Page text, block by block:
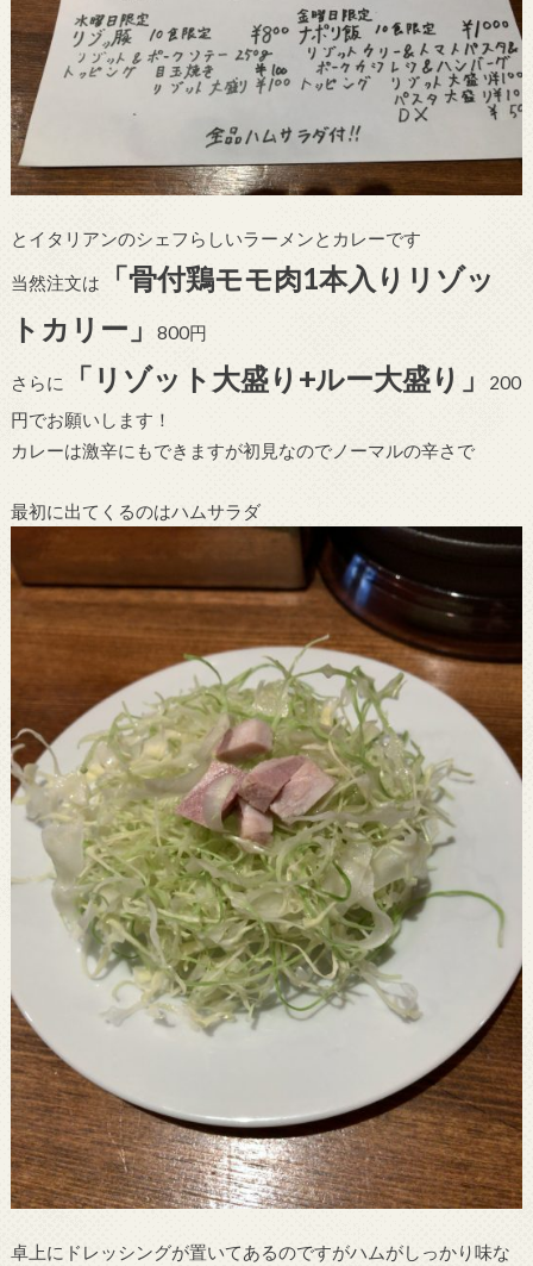
とイタリアンのシェフらしいラーメンとカレーです
当然注文は
「骨付鶏モモ肉1本入りリゾッ
トカリー」
800円
さらに 「リゾット大盛り+ルー大盛り」
200
円でお願いします！
カレーは激辛にもできますが初見なのでノーマルの辛さで
最初に出てくるのはハムサラダ
卓上にドレッシングが置いてあるのですがハムがしっかり味な